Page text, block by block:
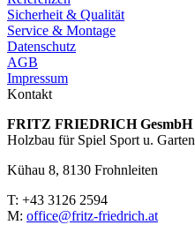
Sicherheit & Qualität
Service & Montage
Datenschutz
AGB
Impressum
Kontakt
FRITZ FRIED­RICH GesmbH
Holzbau für Spiel Sport u. Garten
Kühau 8, 8130 Frohn­leiten
T: +43 3126 2594
M: office@fritz-fried­rich.at